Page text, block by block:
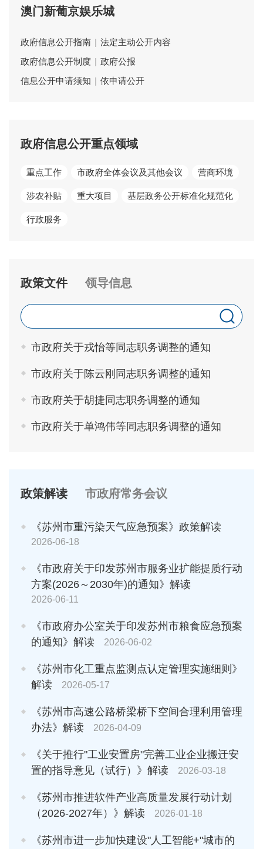
澳门新葡京娱乐城
政府信息公开指南 | 法定主动公开内容
政府信息公开制度 | 政府公报
信息公开申请须知 | 依申请公开
政府信息公开重点领域
重点工作 市政府全体会议及其他会议 营商环境
涉农补贴 重大项目 基层政务公开标准化规范化
行政服务
政策文件 领导信息
市政府关于戎怡等同志职务调整的通知
市政府关于陈云刚同志职务调整的通知
市政府关于胡捷同志职务调整的通知
市政府关于单鸿伟等同志职务调整的通知
政策解读 市政府常务会议
《苏州市重污染天气应急预案》政策解读
2026-06-18
《市政府关于印发苏州市服务业扩能提质行动
方案(2026～2030年)的通知》解读
2026-06-11
《市政府办公室关于印发苏州市粮食应急预案
的通知》解读
2026-06-02
《苏州市化工重点监测点认定管理实施细则》
解读
2026-05-17
《苏州市高速公路桥梁桥下空间合理利用管理
办法》解读
2026-04-09
《关于推行"工业安置房"完善工业企业搬迁安
置的指导意见（试行）》解读
2026-03-18
《苏州市推进软件产业高质量发展行动计划
（2026-2027年）》解读
2026-01-18
《苏州市进一步加快建设"人工智能+"城市的